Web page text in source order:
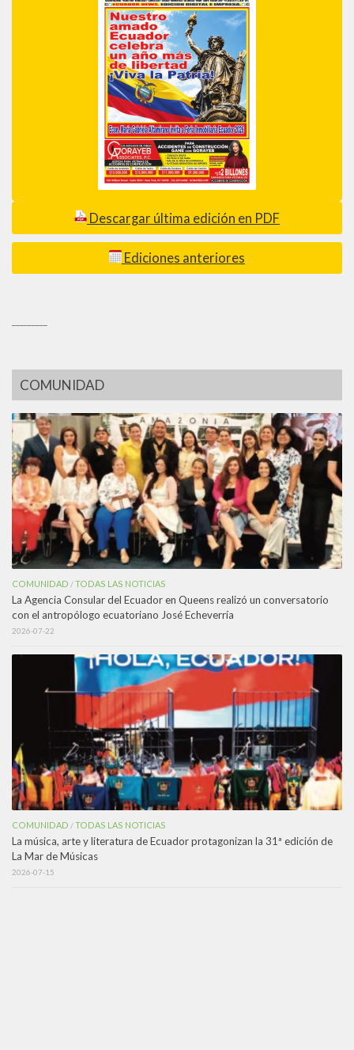
Descargar última edición en PDF
Ediciones anteriores
COMUNIDAD
COMUNIDAD /TODAS LAS NOTICIAS
La Agencia Consular del Ecuador en Queens realizó un conversatorio
con el antropólogo ecuatoriano José Echeverría
2026-07-22
COMUNIDAD /TODAS LAS NOTICIAS
La música, arte y literatura de Ecuador protagonizan la 31ª edición de
La Mar de Músicas
2026-07-15